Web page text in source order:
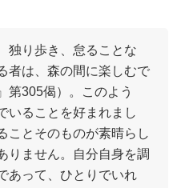
独り歩き、怠ることな
者は、森の間に楽しむで
第305偈）。このよう
いることを好まれまし
ことそのものが素晴らし
りません。自分自身を調
あって、ひとりでいれ